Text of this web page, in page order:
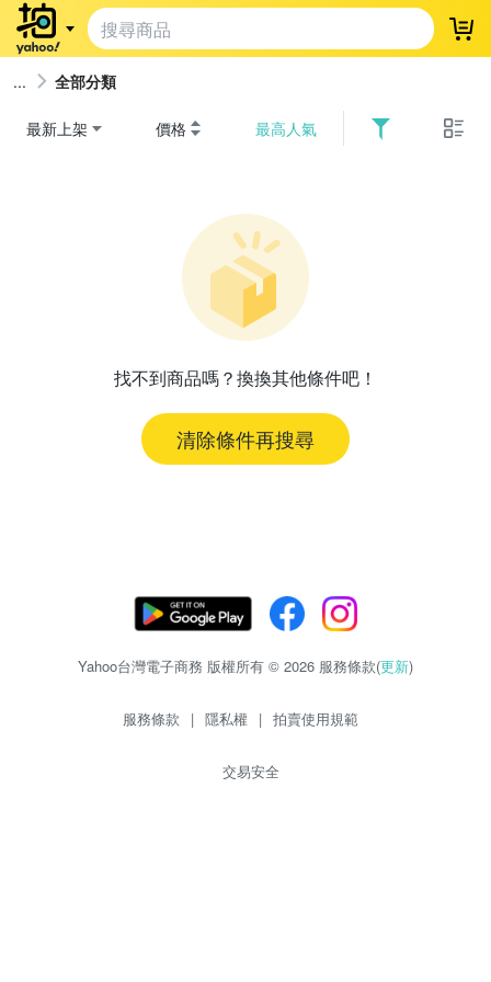
登
全部分類
最新上架 價格 最高人氣
找不到商品嗎？換換其他條件吧！
清除條件再搜尋
Yahoo台灣電子商務 版權所有 © 2026 服務條款(更新)
服務條款 | 隱私權 | 拍賣使用規範
交易安全